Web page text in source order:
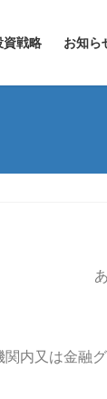
資戦略 お知ら
内又は金融